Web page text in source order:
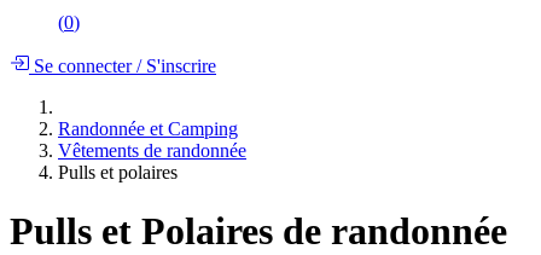
(0)
Se connecter/S'inscrire
Randonnée et Camping
Vêtements de randonnée
Pulls et polaires
Pulls et Polaires de randonnée